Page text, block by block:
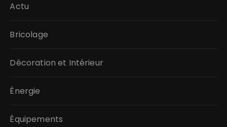
Actu
Bricolage
Décoration et Intérieur
Énergie
Équipements